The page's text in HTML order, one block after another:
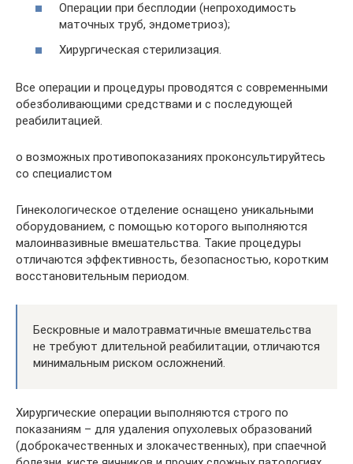
Операции при бесплодии (непроходимость
маточных труб, эндометриоз);
Хирургическая стерилизация.
Все операции и процедуры проводятся с современными
обезболивающими средствами и с последующей
реабилитацией.
о возможных противопоказаниях проконсультируйтесь
со специалистом
Гинекологическое отделение оснащено уникальными
оборудованием, с помощью которого выполняются
малоинвазивные вмешательства. Такие процедуры
отличаются эффективность, безопасностью, коротким
восстановительным периодом.
Бескровные и малотравматичные вмешательства
не требуют длительной реабилитации, отличаются
минимальным риском осложнений.
Хирургические операции выполняются строго по
показаниям – для удаления опухолевых образований
(доброкачественных и злокачественных), при спаечной